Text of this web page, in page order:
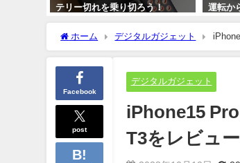
テリー切れを乗り切ろう！
運転か
ホーム デジタルガジェット
Facebook
post
デジタルガジェット
iPhone15
T3をレビュー